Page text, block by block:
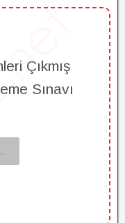
Çıkmış
Sınavı